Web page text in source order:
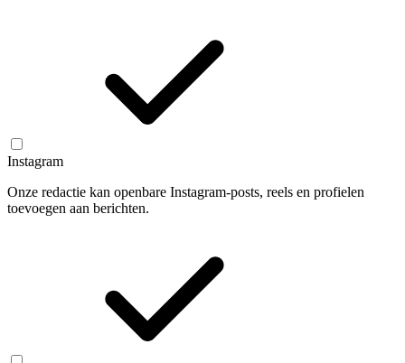
Instagram
Onze redactie kan openbare Instagram-posts, reels en profielen
toevoegen aan berichten.